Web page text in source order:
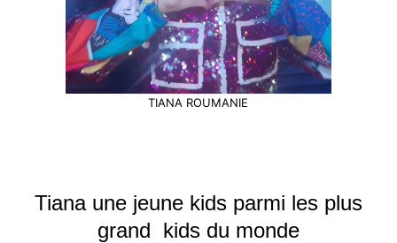
TIANA ROUMANIE
Tiana une jeune kids parmi les plus
grand kids du monde